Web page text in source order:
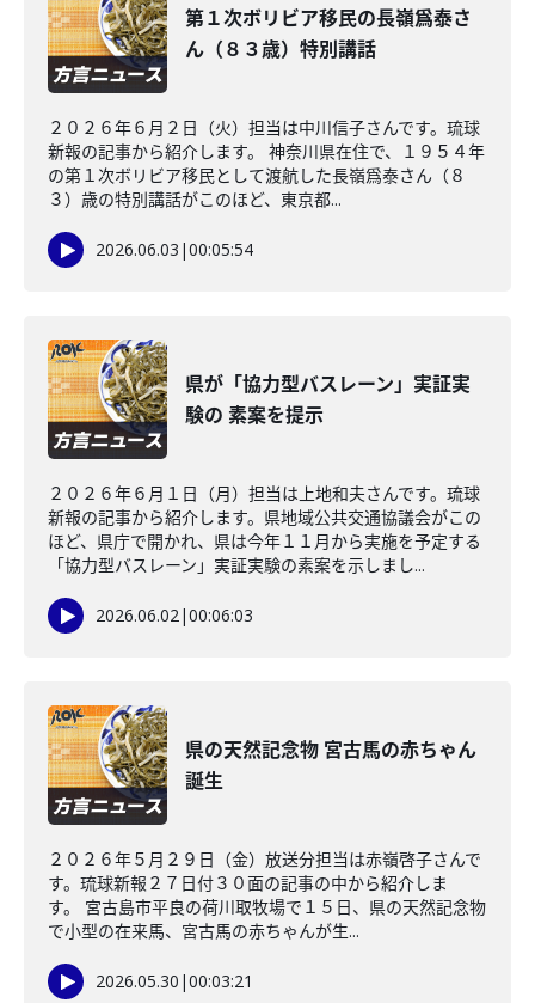
第１次ボリビア移民の長嶺爲泰さ
ん（８３歳）特別講話
２０２６年６月２日（火）担当は中川信子さんです。琉球
新報の記事から紹介します。 神奈川県在住で、１９５４年
の第１次ボリビア移民として渡航した長嶺爲泰さん（８
３）歳の特別講話がこのほど、東京都...
2026.06.03 |00:05:54
県が「協力型バスレーン」実証実
験の 素案を提示
２０２６年６月１日（月）担当は上地和夫さんです。琉球
新報の記事から紹介します。県地域公共交通協議会がこの
ほど、県庁で開かれ、県は今年１１月から実施を予定する
「協力型バスレーン」実証実験の素案を示しまし...
2026.06.02|00:06:03
県の天然記念物 宮古馬の赤ちゃん
誕生
２０２６年５月２９日（金）放送分担当は赤嶺啓子さんで
す。琉球新報２７日付３０面の記事の中から紹介しま
す。 宮古島市平良の荷川取牧場で１５日、県の天然記念物
で小型の在来馬、宮古馬の赤ちゃんが生...
2026.05.30 |00:03:21